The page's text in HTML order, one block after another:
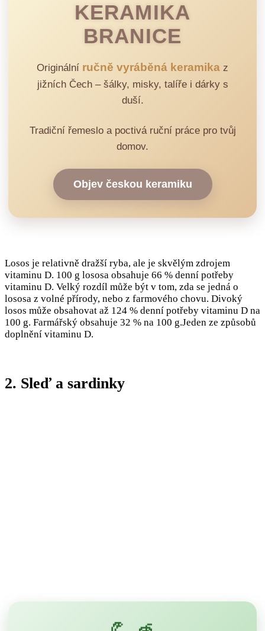
KERAMIKA
BRANICE
Originální ručně vyráběná keramika z
jižních Čech – šálky, misky, talíře i dárky s
duší.
Tradiční řemeslo a poctivá ruční práce pro tvůj
domov.
Objev českou keramiku
Losos je relativně dražší ryba, ale je skvělým zdrojem
vitaminu D. 100 g lososa obsahuje 66 % denní potřeby
vitaminu D. Velký rozdíl může být v tom, zda se jedná o
lososa z volné přírody, nebo z farmového chovu. Divoký
losos může obsahovat až 124 % denní potřeby vitaminu D na
100 g. Farmářský obsahuje 32 % na 100 g.Jeden ze způsobů
doplnění vitaminu D.
2. Sleď a sardinky